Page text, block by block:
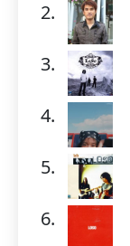
2.
3.
4.
5.
6.